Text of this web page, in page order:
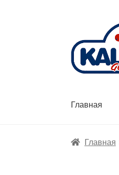
навигации
содержимому
Главная
Главная